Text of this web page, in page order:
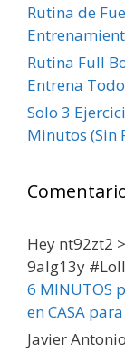
Rutina de
Rutina Full
Entrena
Solo 3
Minutos (Sin
Hey nt92zt2
9alg13y
6 MINUTOS
en CASA para
Javier